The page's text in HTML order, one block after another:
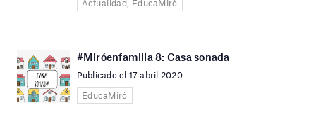
Actualidad, EducaMiró
#Miróenfamilia 8: Casa sonada
Publicado el 17 abril 2020
EducaMiró